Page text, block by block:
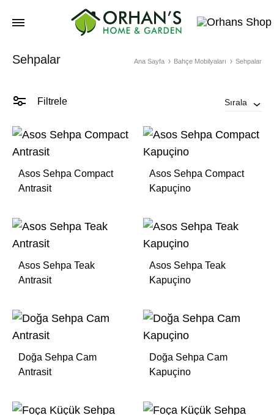
Sehpalar Ana Sayfa Bahçe Mobilyaları Sehpalar
Filtrele Sırala
Asos Sehpa Compact
Antrasit
Asos Sehpa Compact
Kapuçino
Asos Sehpa Teak
Antrasit
Asos Sehpa Teak
Kapuçino
Doğa Sehpa Cam
Antrasit
Doğa Sehpa Cam
Kapuçino